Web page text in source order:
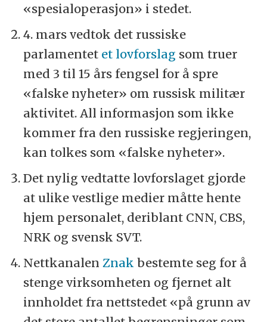
«spesialoperasjon» i stedet.
4. mars vedtok det russiske
parlamentet et lovforslag som truer
med 3 til 15 års fengsel for å spre
«falske nyheter» om russisk militær
aktivitet. All informasjon som ikke
kommer fra den russiske regjeringen,
kan tolkes som «falske nyheter».
Det nylig vedtatte lovforslaget gjorde
at ulike vestlige medier måtte hente
hjem personalet, deriblant CNN, CBS,
NRK og svensk SVT.
Nettkanalen Znak bestemte seg for å
stenge virksomheten og fjernet alt
innholdet fra nettstedet «på grunn av